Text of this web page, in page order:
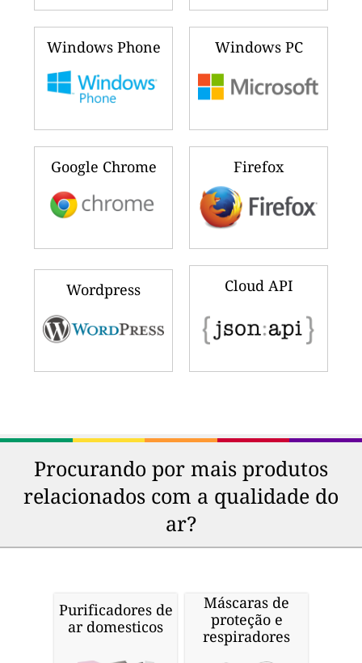
Windows Phone Windows PC
Google Chrome Firefox
Wordpress Cloud API
Procurando por mais produtos
relacionados com a qualidade do
ar?
Purificadores de
ar domesticos
Máscaras de
proteção e
respiradores